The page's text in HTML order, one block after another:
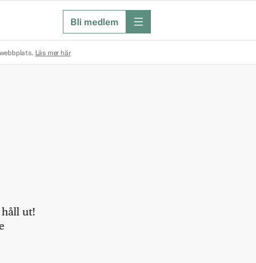
Bli medlem meny
Läs mer här
ut!